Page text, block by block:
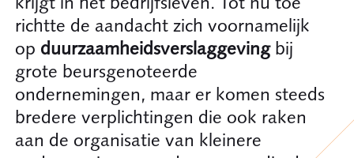
richtte de aandacht zich voornamelijk
op duurzaamheidsverslaggeving bij
grote beursgenoteerde
ondernemingen, maar er komen steeds
bredere verplichtingen die ook raken
aan de organisatie van kleinere